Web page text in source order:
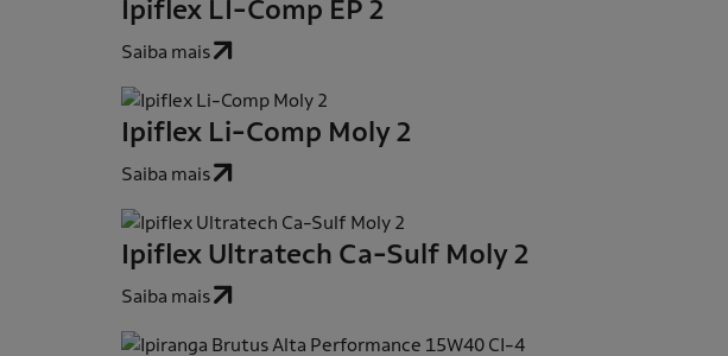
Ipiflex LI-Comp EP 2
Saiba mais
Ipiflex Li-Comp Moly 2
Saiba mais
Ipiflex Ultratech Ca-Sulf Moly 2
Saiba mais